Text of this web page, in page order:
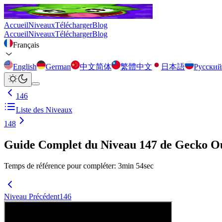
AccueilNiveauxTéléchargerBlog
AccueilNiveauxTéléchargerBlog
Français
English German 中文简体 繁體中文 日本語 Русский
146
Liste des Niveaux
148
Guide Complet du Niveau 147 de Gecko
Temps de référence pour compléter: 3min 54sec
Niveau Précédent146